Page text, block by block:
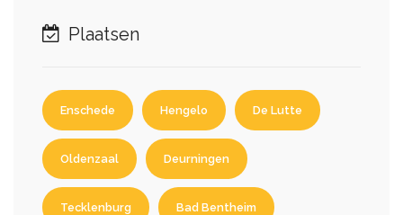
Plaatsen
Enschede Hengelo De Lutte
Oldenzaal Deurningen
Tecklenburg Bad Bentheim